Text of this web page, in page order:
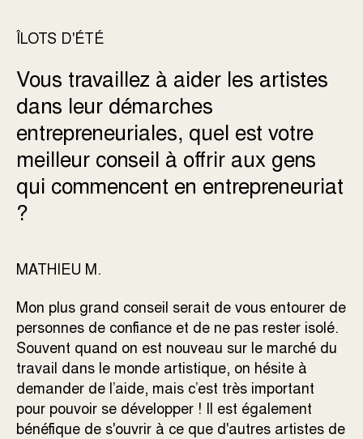
ÎLOTS D'ÉTÉ
Vous travaillez à aider les artistes
dans leur démarches
entrepreneuriales, quel est votre
meilleur conseil à offrir aux gens
qui commencent en entrepreneuriat
?
MATHIEU M.
Mon plus grand conseil serait de vous entourer de
personnes de confiance et de ne pas rester isolé.
Souvent quand on est nouveau sur le marché du
travail dans le monde artistique, on hésite à
demander de l’aide, mais c’est très important
pour pouvoir se développer ! Il est également
bénéfique de s'ouvrir à ce que d'autres artistes de